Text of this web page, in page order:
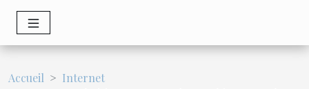
Accueil
Internet